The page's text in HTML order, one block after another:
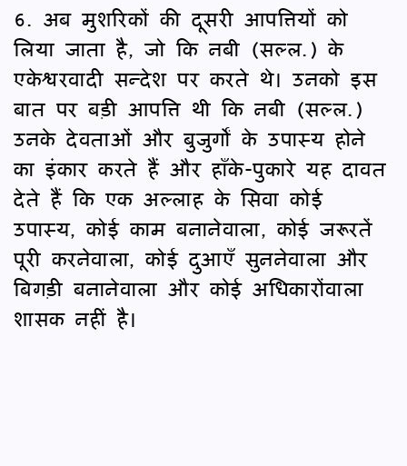
6. अब मुशरिकों की दूसरी आपत्तियों को
लिया जाता है, जो कि नबी (सल्ल.) के
एकेश्वरवादी सन्देश पर करते थे। उनको इस
बात पर बड़ी आपत्ति थी कि नबी (सल्ल.)
उनके देवताओं और बुजुर्गों के उपास्य होने
का इंकार करते हैं और हाँके-पुकारे यह दावत
देते हैं कि एक अल्लाह के सिवा कोई
उपास्य, कोई काम बनानेवाला, कोई जरूरतें
पूरी करनेवाला, कोई दुआएँ सुननेवाला और
बिगड़ी बनानेवाला और कोई अधिकारोंवाला
शासक नहीं है।